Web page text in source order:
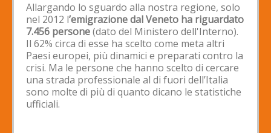
Allargando lo sguardo alla nostra regione, solo
nel 2012 l’emigrazione dal Veneto ha riguardato
7.456 persone(dato del Ministero dell'Interno).
Il 62% circa di esse ha scelto come meta altri
Paesi europei, più dinamici e preparati contro la
crisi. Ma le persone che hanno scelto di cercare
una strada professionale al di fuori dell’Italia
sono molte di più di quanto dicano le statistiche
ufficiali.